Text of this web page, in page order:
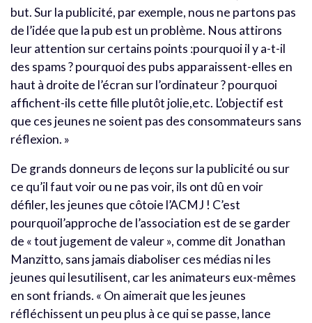
but. Sur la publicité, par exemple, nous ne partons pas
de l’idée que la pub est un problème. Nous attirons
leur attention sur certains points :pourquoi il y a-t-il
des spams ? pourquoi des pubs apparaissent-elles en
haut à droite de l’écran sur l’ordinateur ? pourquoi
affichent-ils cette fille plutôt jolie,etc. L’objectif est
que ces jeunes ne soient pas des consommateurs sans
réflexion. »
De grands donneurs de leçons sur la publicité ou sur
ce qu’il faut voir ou ne pas voir, ils ont dû en voir
défiler, les jeunes que côtoie l’ACMJ ! C’est
pourquoil’approche de l’association est de se garder
de « tout jugement de valeur », comme dit Jonathan
Manzitto, sans jamais diaboliser ces médias ni les
jeunes qui lesutilisent, car les animateurs eux-mêmes
en sont friands. « On aimerait que les jeunes
réfléchissent un peu plus à ce qui se passe, lance